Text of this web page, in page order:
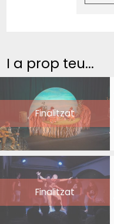
I a prop teu...
Finalitzat
Finalitzat